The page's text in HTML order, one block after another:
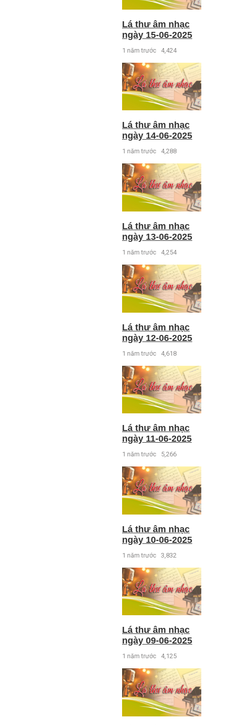
Lá thư âm nhạc
ngày 15-06-2025
1 năm trước 4,424
Lá thư âm nhạc
ngày 14-06-2025
1 năm trước 4,288
Lá thư âm nhạc
ngày 13-06-2025
1 năm trước 4,254
Lá thư âm nhạc
ngày 12-06-2025
1 năm trước 4,618
Lá thư âm nhạc
ngày 11-06-2025
1 năm trước 5,266
Lá thư âm nhạc
ngày 10-06-2025
1 năm trước 3,832
Lá thư âm nhạc
ngày 09-06-2025
1 năm trước 4,125